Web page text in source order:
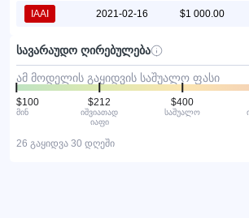
IAAI 2021-02-16 $1 000.00
სავარაუდო ღირებულება
ამ მოდელის გაყიდვის საშუალო ფასი
$100
მინ
$212
იშვიათად
იაფი
$400
საშუალო
26 გაყიდვა 30 დღეში